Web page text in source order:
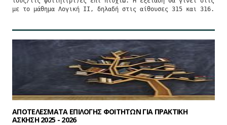
με το μάθημα Λογική ΙΙ, δηλαδή στις αίθουσες 315 και 316.
ΑΠΟΤΕΛΕΣΜΑΤΑ ΕΠΙΛΟΓΗΣ ΦΟΙΤΗΤΩΝ ΓΙΑ ΠΡΑΚΤΙΚΗ
ΑΣΚΗΣΗ 2025 - 2026